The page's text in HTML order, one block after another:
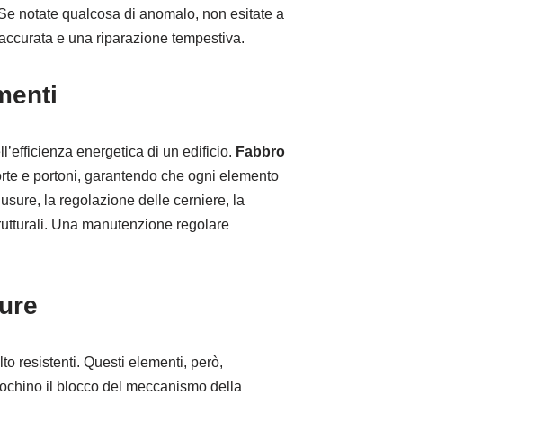
notate qualcosa di anomalo, non esitate a
e una riparazione tempestiva.
energetica di un edificio. Fabbro
e portoni, garantendo che ogni elemento
la regolazione delle cerniere, la
Una manutenzione regolare
resistenti. Questi elementi, però,
il blocco del meccanismo della